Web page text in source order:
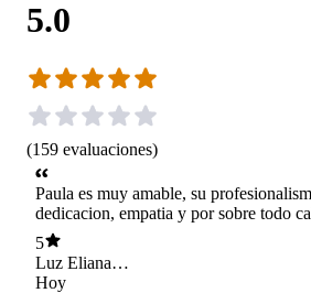
5.0
(159 evaluaciones)
Paula es muy amable, su
dedicacion, empatia y por sobre todo
humana, se toma su tiwmpo para
explicar con paciencia, entrega mucha
confianza.
5
Luz Eliana
Sanhueza Huirimilla
Hoy